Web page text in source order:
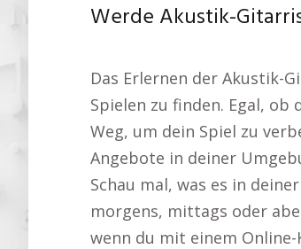
Werde Akustik-
Das Erlernen der Akustik-
Spielen zu finden. Egal,
Weg, um dein Spiel zu
Angebote in deiner
Schau mal, was es in
morgens, mittags oder
wenn du mit einem